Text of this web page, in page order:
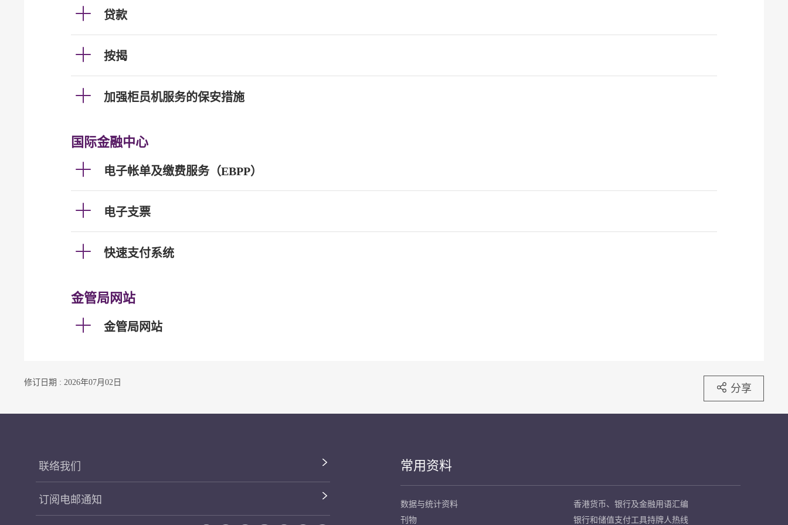
贷款
按揭
加强柜员机服务的保安措施
国际金融中心
电子帐单及缴费服务（EBPP）
电子支票
快速支付系统
金管局网站
金管局网站
修订日期 : 2026年07月02日 分享
联络我们
订阅电邮通知
常用资料
数据与统计资料
刊物
香港货币、银行及金融用语汇编
银行和储值支付工具持牌人热线